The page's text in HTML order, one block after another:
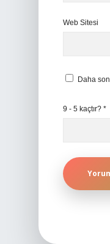
Web Sitesi
Daha
9 - 5 kaçtır? *